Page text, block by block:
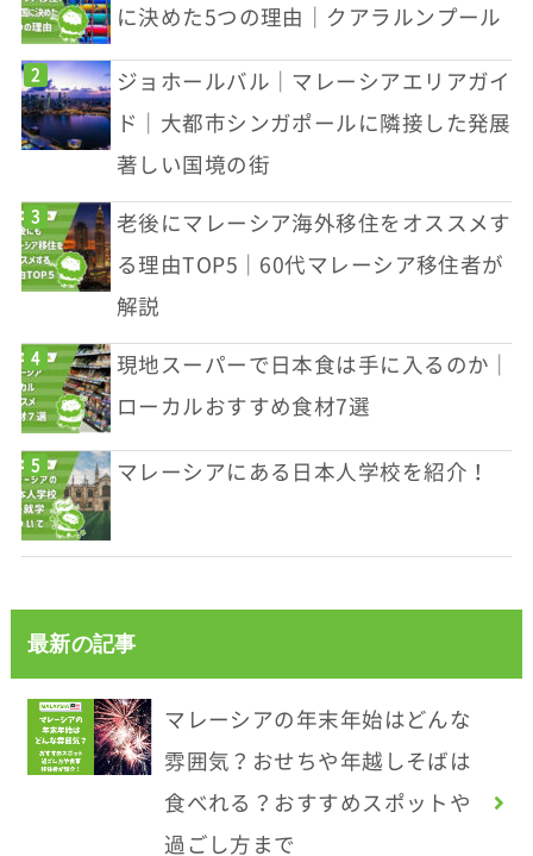
に決めた5つの理由｜クアラルンプール
ジョホールバル｜マレーシアエリアガイ
ド｜大都市シンガポールに隣接した発展
著しい国境の街
老後にマレーシア海外移住をオススメす
る理由TOP5｜60代マレーシア移住者が
解説
現地スーパーで日本食は手に入るのか｜
ローカルおすすめ食材7選
マレーシアにある日本人学校を紹介！
最新の記事
マレーシアの年末年始はどんな
雰囲気？おせちや年越しそばは
食べれる？おすすめスポットや
過ごし方まで